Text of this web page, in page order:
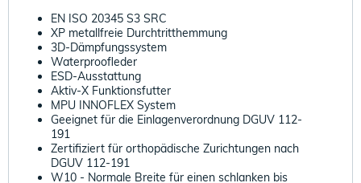
EN ISO 20345 S3 SRC
XP metallfreie Durchtritthemmung
3D-Dämpfungssystem
Waterproofleder
ESD-Ausstattung
Aktiv-X Funktionsfutter
MPU INNOFLEX System
Geeignet für die Einlagenverordnung DGUV 112-
191
Zertifiziert für orthopädische Zurichtungen nach
DGUV 112-191
W10 - Normale Breite für einen schlanken bis